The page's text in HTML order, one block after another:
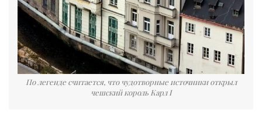
По легенде считается, что чудотворные источники открыл
чешский король Карл I